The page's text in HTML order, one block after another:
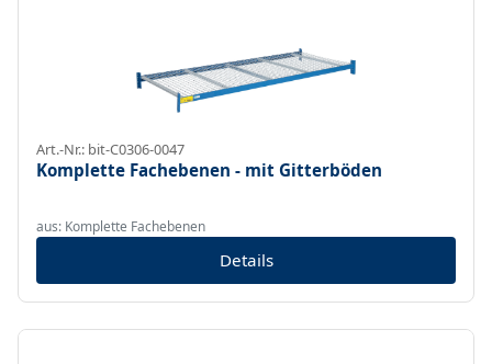
Art.-Nr.: bit-C0306-0047
Komplette Fachebenen - mit Gitterböden
aus: Komplette Fachebenen
Details